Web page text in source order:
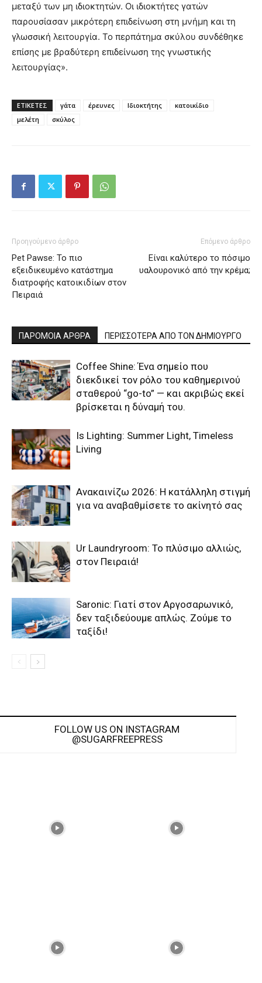
μεταξύ των μη ιδιοκτητών. Οι ιδιοκτήτες γατών
παρουσίασαν μικρότερη επιδείνωση στη μνήμη και τη
γλωσσική λειτουργία. Το περπάτημα σκύλου συνδέθηκε
επίσης με βραδύτερη επιδείνωση της γνωστικής
λειτουργίας».
ΕΤΙΚΕΤΕΣ γάτα έρευνες Ιδιοκτήτης
κατοικίδιο
μελέτη
σκύλος
Προηγούμενο άρθρο
Pet Pawse: Το πιο
εξειδικευμένο κατάστημα
διατροφής κατοικιδίων στον
Πειραιά
Επόμενο άρθρο
Είναι καλύτερο το πόσιμο
υαλουρονικό από την κρέμα;
ΠΑΡΟΜΟΙΑ ΑΡΘΡΑ ΠΕΡΙΣΣΟΤΕΡΑ ΑΠΟ ΤΟΝ ΔΗΜΙΟΥΡΓΟ
Coffee Shine: Ένα σημείο που
διεκδικεί τον ρόλο του καθημερινού
σταθερού “go-to” — και ακριβώς εκεί
βρίσκεται η δύναμή του.
Is Lighting: Summer Light, Timeless
Living
Ανακαινίζω 2026: Η κατάλληλη στιγμή
για να αναβαθμίσετε το ακίνητό σας
Ur Laundryroom: Το πλύσιμο αλλιώς,
στον Πειραιά!
Saronic: Γιατί στον Αργοσαρωνικό,
δεν ταξιδεύουμε απλώς. Ζούμε το
ταξίδι!
FOLLOW US ON INSTAGRAM
@SUGARFREEPRESS